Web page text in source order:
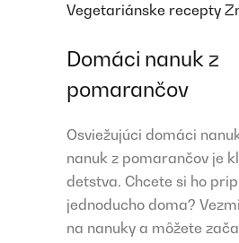
Vegetariánske recepty
Domáci nanuk z
pomarančov
Osviežujúci domáci
nanuk z pomarančov je
detstva. Chcete si ho
jednoducho doma?
na nanuky a môžete